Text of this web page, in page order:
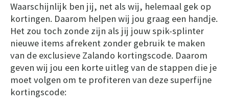
Waarschijnlijk ben jij, net als wij, helemaal gek op
kortingen. Daarom helpen wij jou graag een handje.
Het zou toch zonde zijn als jij jouw spik-splinter
nieuwe items afrekent zonder gebruik te maken
van de exclusieve Zalando kortingscode. Daarom
geven wij jou een korte uitleg van de stappen die je
moet volgen om te profiteren van deze superfijne
kortingscode: